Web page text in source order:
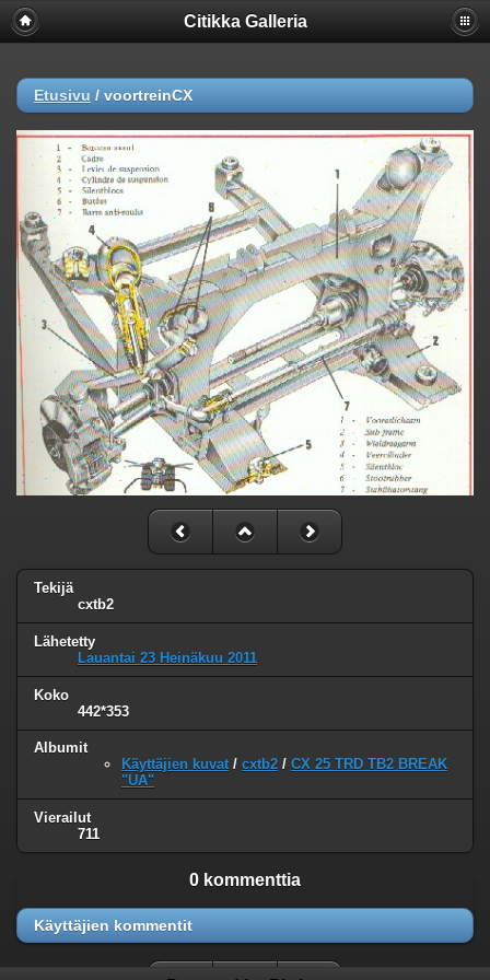
Citikka Galleria
Etusivu / voortreinCX
Tekijä
cxtb2
Lähetetty
Lauantai 23 Heinäkuu 2011
Koko
442*353
Albumit
Käyttäjien kuvat / cxtb2 / CX 25 TRD TB2 BREAK
"UA"
Vierailut
711
0 kommenttia
Käyttäjien kommentit